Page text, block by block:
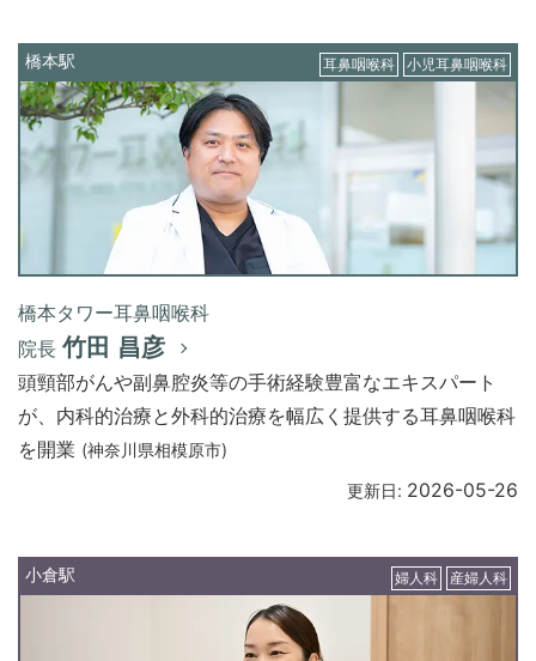
橋本タワー耳鼻咽喉科
院長 竹田 昌彦
頭頸部がんや副鼻腔炎等の手術経験豊富なエキスパート
が、内科的治療と外科的治療を幅広く提供する耳鼻咽喉科
を開業 (神奈川県相模原市)
橋本駅 耳鼻咽喉科 小児耳鼻咽喉科
更新日: 2026-05-26
小倉駅 婦人科 産婦人科